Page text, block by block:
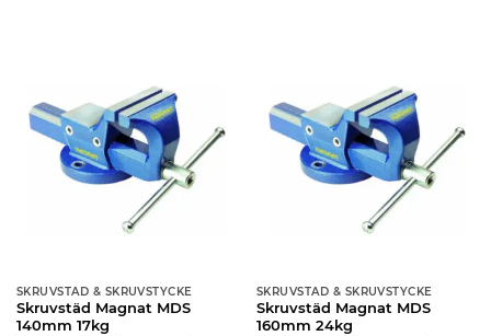
SKRUVSTÄD & SKRUVSTYCKE
Skruvstäd Magnat MDS
140mm 17kg
SKRUVSTÄD & SKRUVSTYCKE
Skruvstäd Magnat MDS
160mm 24kg